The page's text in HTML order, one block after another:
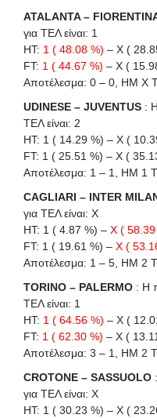
ATALANTA –
για ΤΕΛ είναι: 1
HT: 1 ( 48.08 %) – X (
FT: 1 ( 44.67 %) – X (
Αποτέλεσμα: 0 – 0, ΗΜ Χ
UDINESE – JUVENTUS :
ΤΕΛ είναι: 2
HT: 1 ( 14.29 %) – X (
FT: 1 ( 25.51 %) – X (
Αποτέλεσμα: 1 – 1, ΗΜ 1
CAGLIARI – INTER
για ΤΕΛ είναι: X
HT: 1 ( 4.87 %) – X ( 58.39
FT: 1 ( 19.61 %) – X (
Αποτέλεσμα: 1 – 5, ΗΜ 2
TORINO – PALERMO : Η
ΤΕΛ είναι: 1
HT: 1 ( 64.56 %) – X (
FT: 1 ( 62.30 %) – X (
Αποτέλεσμα: 3 – 1, ΗΜ 2
CROTONE – SASSUOLO
για ΤΕΛ είναι: X
HT: 1 ( 30.23 %) – X (